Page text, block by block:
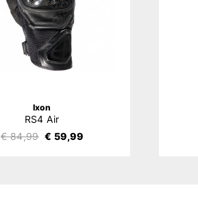
Ixon
RS4 Air
€ 84,99 € 59,99